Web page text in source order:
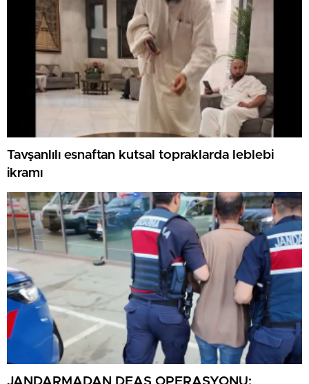
Tavşanlılı esnaftan kutsal topraklarda leblebi
ikramı